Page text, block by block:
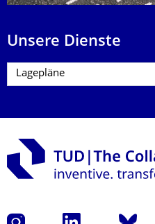
Unsere Dienste
Instagram LinkedIn Bluesky